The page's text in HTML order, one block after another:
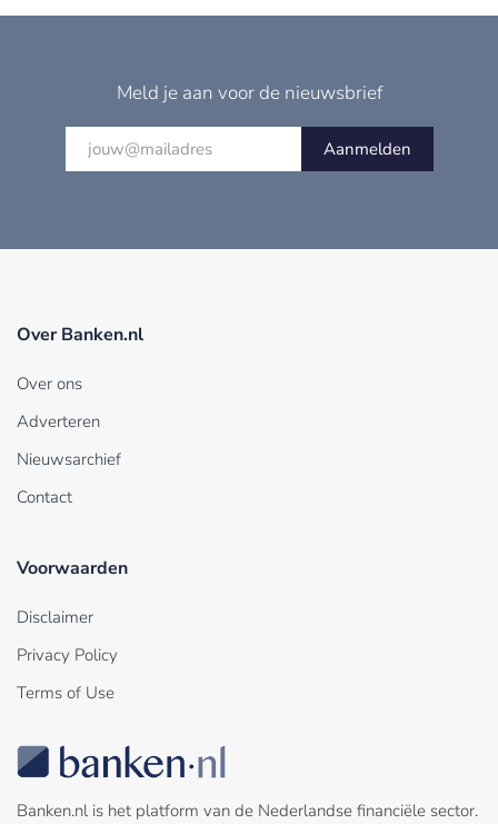
Meld je aan voor de nieuwsbrief
Aanmelden
Over Banken.nl
Over ons
Adverteren
Nieuwsarchief
Contact
Voorwaarden
Disclaimer
Privacy Policy
Terms of Use
Banken.nl is het platform van de Nederlandse financiële sector.